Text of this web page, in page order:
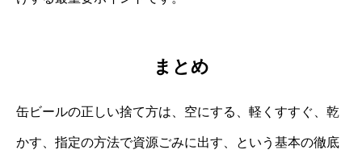
まとめ
缶ビールの正しい捨て方は、空にする、軽くすすぐ、乾
かす、指定の方法で資源ごみに出す、という基本の徹底